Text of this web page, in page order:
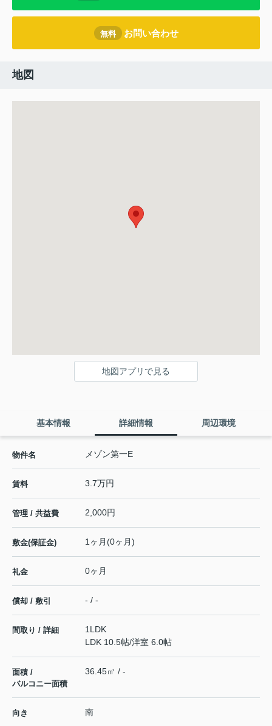
無料 お問い合わせ
地図
地図アプリで見る
基本情報 詳細情報 周辺環境
物件名 メゾン第一E
賃料 3.7万円
管理 / 共益費 2,000円
敷金(保証金) 1ヶ月(0ヶ月)
礼金 0ヶ月
償却 / 敷引 - / -
間取り / 詳細
1LDK
LDK 10.5帖/洋室 6.0帖
面積 /
バルコニー面積
36.45㎡ / -
向き 南